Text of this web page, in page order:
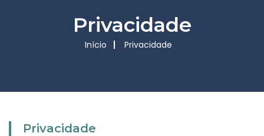
Privacidade
Início Privacidade
Privacidade